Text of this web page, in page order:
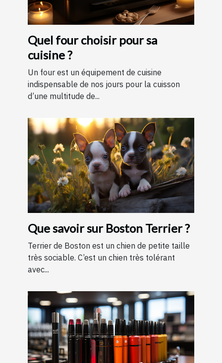
Quel four choisir pour sa
cuisine ?
Un four est un équipement de cuisine
indispensable de nos jours pour la cuisson
d’une multitude de...
Que savoir sur Boston Terrier ?
Terrier de Boston est un chien de petite taille
très sociable. C’est un chien très tolérant
avec...